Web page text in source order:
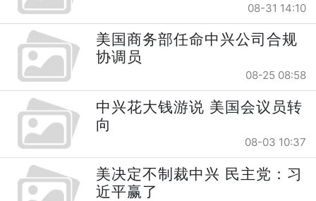
08-31 14:10
美国商务部任命中兴公司合规
协调员
08-25 08:58
中兴花大钱游说 美国会议员转
向
08-03 10:37
美决定不制裁中兴 民主党：习
近平赢了